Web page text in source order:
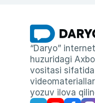
“Daryo”
huzuridagi
vositasi sifatida
yozuv ilova